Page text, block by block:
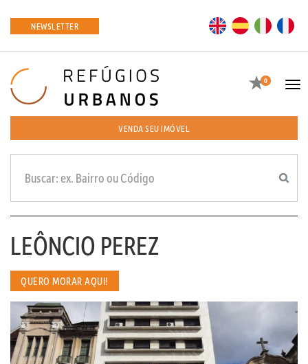
NEWSLETTER EN ES
Favoritos
0
VENDA SEU IMÓVEL
LEÔNCIO PEREZ
QUERO MORAR AQUI!